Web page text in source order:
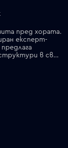
пред хората.
експерт-
услугите си на най-опасните криминални структури в света. Криминалният отдел на Министерството на финансите обаче, воден от Рей Кинг, започва да души наоколо и Крисчън се заема с легален клиент _ високотехнологична компания в сферата на роботиката, в която счетоводителят е забелязал несъответствие за милиони долари в сметките. Крисчън анализира документите и се доближава до истината, но едновременно с това започват да умират хора...